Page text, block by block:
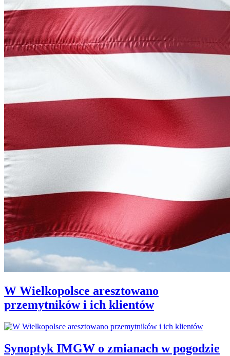
W Wielkopolsce aresztowano
przemytników i ich klientów
Synoptyk IMGW o zmianach w pogodzie